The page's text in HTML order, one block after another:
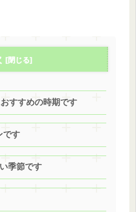
すすめの時期です
です
季節です